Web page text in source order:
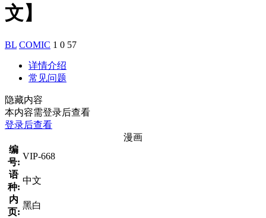
文】
BL COMIC 1 0 57
详情介绍
常见问题
隐藏内容
本内容需登录后查看
登录后查看
漫画
编
号:
VIP-668
语
种:
中文
内
页:
黑白